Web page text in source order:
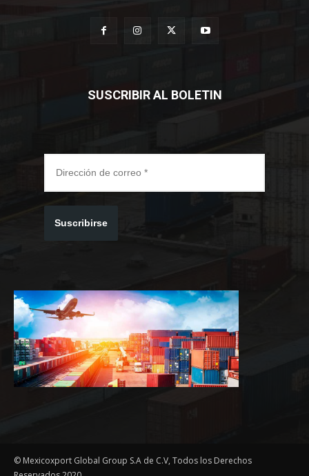
SUSCRIBIR AL BOLETIN
Suscribirse
© Mexicoxport Global Group S.A de C.V, Todos los Derechos